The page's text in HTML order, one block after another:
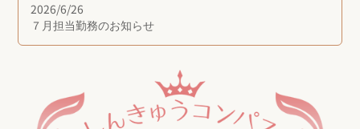
2026/6/26
７月担当勤務のお知らせ